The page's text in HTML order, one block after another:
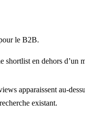
le B2B.
en dehors d’un
apparaissent au-
existant.